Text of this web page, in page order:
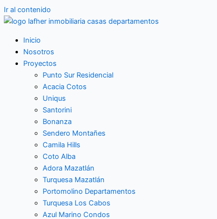
Ir al contenido
Inicio
Nosotros
Proyectos
Punto Sur Residencial
Acacia Cotos
Uniqus
Santorini
Bonanza
Sendero Montañes
Camila Hills
Coto Alba
Adora Mazatlán
Turquesa Mazatlán
Portomolino Departamentos
Turquesa Los Cabos
Azul Marino Condos